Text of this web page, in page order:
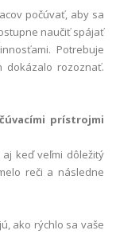
počúvať, aby sa
naučiť spájať
Potrebuje
dokázalo rozoznať.
prístrojmi
keď veľmi dôležitý
reči a následne
ako rýchlo sa vaše